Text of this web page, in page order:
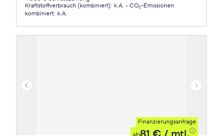
Kraftstoffverbrauch (kombiniert): k.A.
CO₂-Emissionen
kombiniert: k.A.
Finanzierungsanfrage